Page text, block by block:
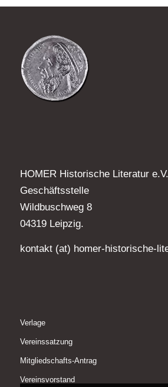
HOMER Historische Literatur e.V.
Geschäftsstelle
Wildbuschweg 8
04319 Leipzig.
kontakt (at) homer-historische-
Verlage
Vereinssatzung
Mitgliedschafts-Antrag
Vereinsvorstand